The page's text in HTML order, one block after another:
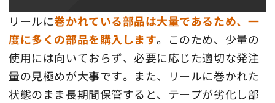
リールに巻かれている部品は大量であるため、一
度に多くの部品を購入します。このため、少量の
使用には向いておらず、必要に応じた適切な発注
量の見極めが大事です。また、リールに巻かれた
状態のまま長期間保管すると、テープが劣化し部